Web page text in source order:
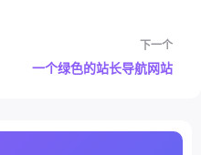
下一个
一个绿色的站长导航网站